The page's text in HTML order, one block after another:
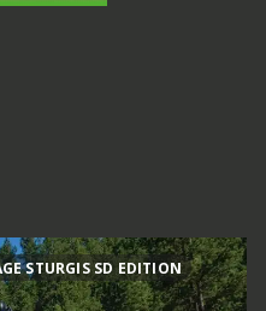
STURGIS SD EDITION